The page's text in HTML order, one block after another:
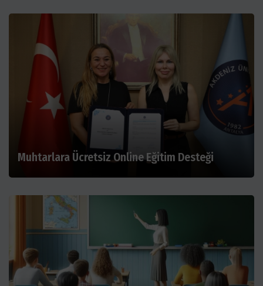
Muhtarlara Ücretsiz Online Eğitim Desteği